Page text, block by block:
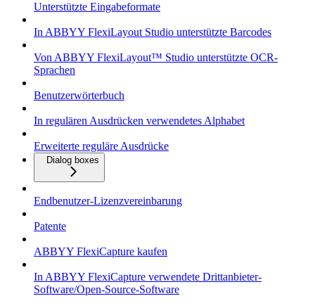
Unterstützte Eingabeformate
In ABBYY FlexiLayout Studio unterstützte Barcodes
Von ABBYY FlexiLayout™ Studio unterstützte OCR-
Sprachen
Benutzerwörterbuch
In regulären Ausdrücken verwendetes Alphabet
Erweiterte reguläre Ausdrücke
Dialog boxes
Endbenutzer-Lizenzvereinbarung
Patente
ABBYY FlexiCapture kaufen
In ABBYY FlexiCapture verwendete Drittanbieter-
Software/Open-Source-Software